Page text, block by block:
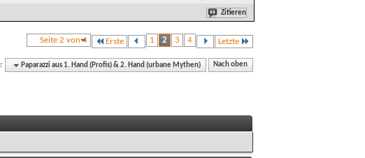
Zitieren
Seite 2 von 4 Erste 1 2 3 4 Letzte
Paparazzi aus 1. Hand (Profis) & 2. Hand (urbane Mythen) Nach oben